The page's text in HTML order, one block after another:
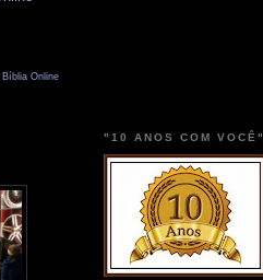
Bíblia Online
"10 ANOS COM VOCÊ"